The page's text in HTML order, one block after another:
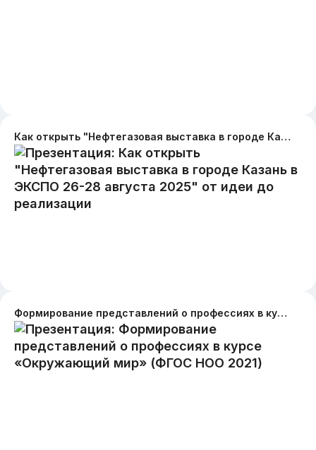
Как открыть "Нефтегазовая выставка в городе Казань в ЭКСПО 26-28 августа 2025" от идеи до реализации
Формирование представлений о профессиях в курсе «Окружающий мир» (ФГОС НОО 2021)